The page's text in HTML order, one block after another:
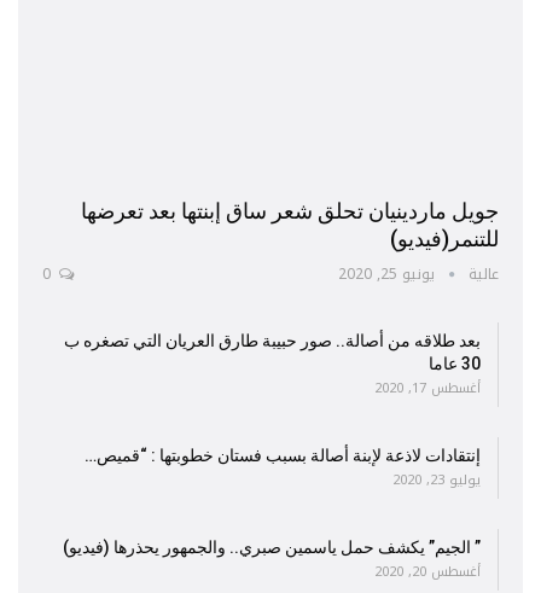
جويل ماردينيان تحلق شعر ساق إبنتها بعد تعرضها
للتنمر(فيديو)
عالية يونيو 25, 2020
بعد طلاقه من أصالة.. صور حبيبة طارق العريان التي تصغره ب
30 عاما
أغسطس 17, 2020
إنتقادات لاذعة لإبنة أصالة بسبب فستان خطوبتها : “قميص…
يوليو 23, 2020
” الجيم” يكشف حمل ياسمين صبري.. والجمهور يحذرها (فيديو)
أغسطس 20, 2020